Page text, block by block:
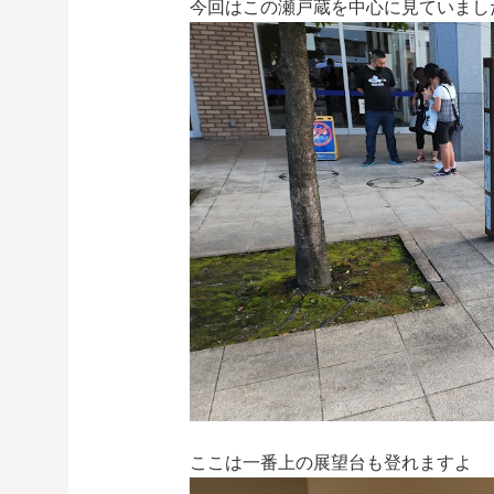
今回はこの瀬戸蔵を中心に見ていまし
ここは一番上の展望台も登れますよ